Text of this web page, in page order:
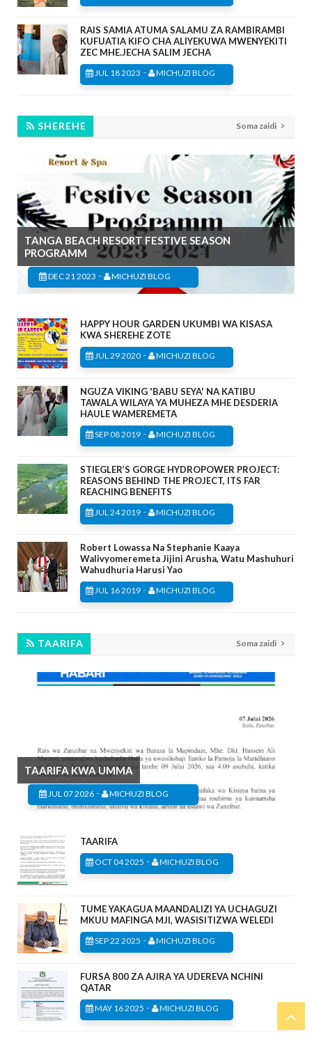
RAIS SAMIA ATUMA SALAMU ZA RAMBIRAMBI
KUFUATIA KIFO CHA ALIYEKUWA MWENYEKITI
ZEC MHE.JECHA SALIM JECHA
JUL 18 2023 - MICHUZI BLOG
SHEREHE Soma zaidi
TANGA BEACH RESORT FESTIVE SEASON
PROGRAMM
DEC 21 2023 - MICHUZI BLOG
HAPPY HOUR GARDEN UKUMBI WA KISASA
KWA SHEREHE ZOTE
JUL 29 2020 - MICHUZI BLOG
NGUZA VIKING 'BABU SEYA' NA KATIBU
TAWALA WILAYA YA MUHEZA MHE DESDERIA
HAULE WAMEREMETA
SEP 08 2019 - MICHUZI BLOG
STIEGLER’S GORGE HYDROPOWER PROJECT:
REASONS BEHIND THE PROJECT, ITS FAR
REACHING BENEFITS
JUL 24 2019 - MICHUZI BLOG
Robert Lowassa Na Stephanie Kaaya
Walivyomeremeta Jijini Arusha, Watu Mashuhuri
Wahudhuria Harusi Yao
JUL 16 2019 - MICHUZI BLOG
TAARIFA Soma zaidi
TAARIFA KWA UMMA
JUL 07 2026 - MICHUZI BLOG
TAARIFA
OCT 04 2025 - MICHUZI BLOG
TUME YAKAGUA MAANDALIZI YA UCHAGUZI
MKUU MAFINGA MJI, WASISITIZWA WELEDI
SEP 22 2025 - MICHUZI BLOG
FURSA 800 ZA AJIRA YA UDEREVA NCHINI
QATAR
MAY 16 2025 - MICHUZI BLOG